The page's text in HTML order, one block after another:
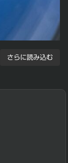
さらに読み込む